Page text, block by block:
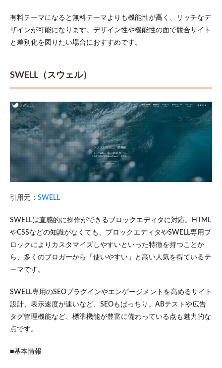
有料テーマになると無料テーマよりも機能性が高く、リッチなデ
ザインが可能になります。デザイン性や機能性の面で競合サイト
と差別化を図りたい場合におすすめです。
SWELL（スウェル）
引用元： SWELL
SWELLは直感的に操作ができるブロックエディタに対応。HTML
やCSSなどの知識がなくても、ブロックエディタやSWELL専用ブ
ロックによりカスタマイズしやすいといった特徴を持つことか
ら、多くのブロガーから「使いやすい」と高い人気を得ているテ
ーマです。
SWELL専用のSEOプラグインやエンゲージメントを高めるサイト
設計、表示速度が速いなど、SEOもばっちり。ABテストや広告
タグ管理機能など、標準機能が豊富に備わっている点も魅力的な
点です。
■基本情報